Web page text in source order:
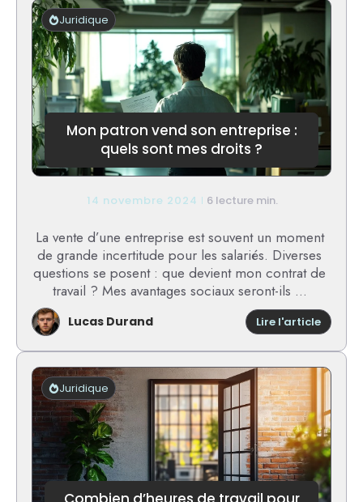
à
avec
une
?
Mon patron vend son entreprise :
quels sont mes droits ?
Juridique
14 novembre 2024 6 lecture min.
La vente d’une entreprise est souvent un moment
de grande incertitude pour les salariés. Diverses
questions se posent : que devient mon contrat de
travail ? Mes avantages sociaux seront-ils ...
Lucas Durand Lire l'article:
Mon
patron
vend
:
quels
sont
mes
droits
?
Juridique